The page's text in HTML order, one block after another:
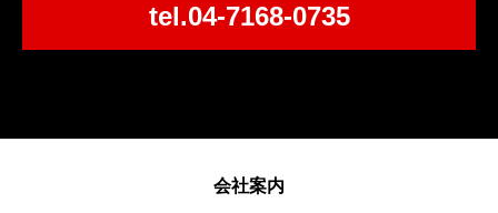
tel.04-7168-0735
会社案内